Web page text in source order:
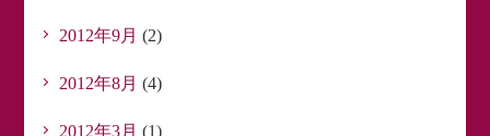
2012年9月 (2)
2012年8月 (4)
2012年3月 (1)